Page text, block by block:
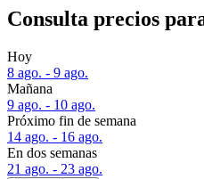
Consulta precios
Hoy
8 ago. - 9 ago.
Mañana
9 ago. - 10 ago.
Próximo fin de semana
14 ago. - 16 ago.
En dos semanas
21 ago. - 23 ago.